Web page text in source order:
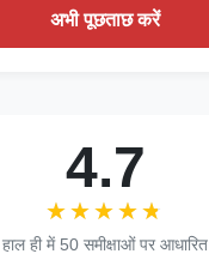
अभी पूछताछ करें
4.7
★★★★★
★★★★★
हाल ही में 50 समीक्षाओं पर आधारित